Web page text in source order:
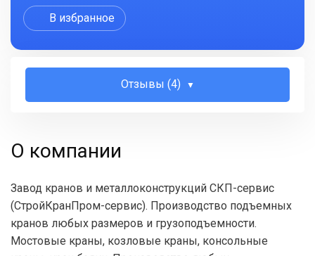
В избранное
Отзывы (4)
О компании
Завод кранов и металлоконструкций СКП-сервис
(СтройКранПром-сервис). Производство подъемных
кранов любых размеров и грузоподъемности.
Мостовые краны, козловые краны, консольные